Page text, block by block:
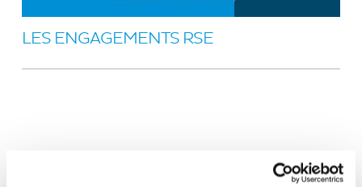
LES ENGAGEMENTS RSE